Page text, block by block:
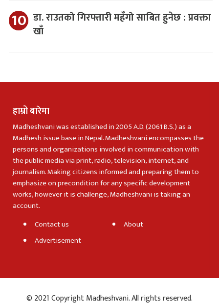
डा. राउतको गिरफ्तारी महँगो साबित हुनेछ : प्रवक्ता
खाँ
हाम्रो बारेमा
Madheshvani was established in 2005 A.D. (2061 B.S.) as a
Madhesh issue base in Nepal. Madheshvani encompasses the
persons and organizations involved in communication with
the public media via print, radio, television, internet, and
journalism. Making citizens informed and preparing them to
emphasize on precondition for any specific development
works, however it is challenge, Madheshvani is taking an
account.
Contact us
About
Advertisement
© 2021 Copyright Madheshvani. All rights reserved.